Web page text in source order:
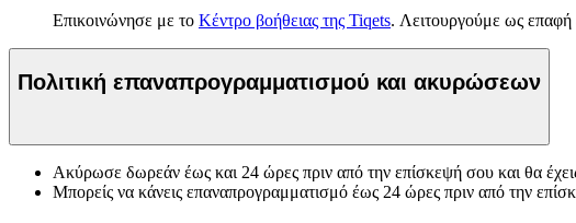
Επικοινώνησε με το Κέντρο βοήθειας της Tiqets. Λειτουργούμε ως επαφή
Πολιτική επαναπρογραμματισμού και ακυρώσεων
Ακύρωσε δωρεάν έως και 24 ώρες πριν από την επίσκεψή σου και θα
Μπορείς να κάνεις επαναπρογραμματισμό έως 24 ώρες πριν από την